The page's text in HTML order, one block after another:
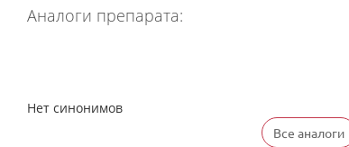
Аналоги препарата:
Нет синонимов
Все аналоги